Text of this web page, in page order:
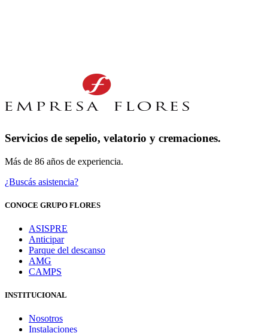
Servicios de sepelio, velatorio y cremaciones.
Más de 86 años de experiencia.
¿Buscás asistencia?
CONOCE GRUPO FLORES
ASISPRE
Anticipar
Parque del descanso
AMG
CAMPS
INSTITUCIONAL
Nosotros
Instalaciones